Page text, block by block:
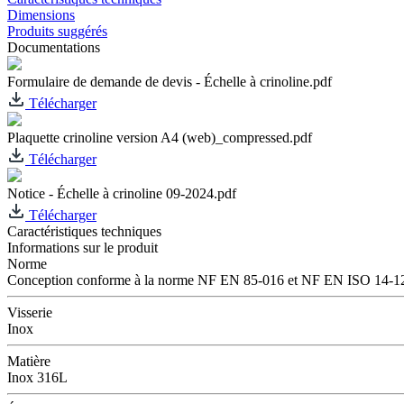
Dimensions
Produits suggérés
Documentations
Formulaire de demande de devis - Échelle à crinoline.pdf
Télécharger
Plaquette crinoline version A4 (web)_compressed.pdf
Télécharger
Notice - Échelle à crinoline 09-2024.pdf
Télécharger
Caractéristiques techniques
Informations sur le produit
Norme
Conception conforme à la norme NF EN 85-016 et NF EN ISO 14-
Visserie
Inox
Matière
Inox 316L